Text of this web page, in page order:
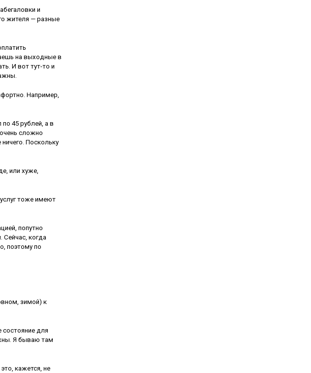
и
жителя — разные
на выходные в
И вот тут-то и
Например,
45 рублей, а в
сложно
Поскольку
или хуже,
тоже имеют
попутно
когда
поэтому по
зимой) к
состояние для
Я бываю там
кажется, не